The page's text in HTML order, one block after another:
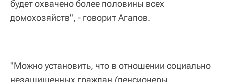
будет охвачено более половины всех
домохозяйств", - говорит Агапов.
"Можно установить, что в отношении социально
незащищенных граждан (пенсионеры,